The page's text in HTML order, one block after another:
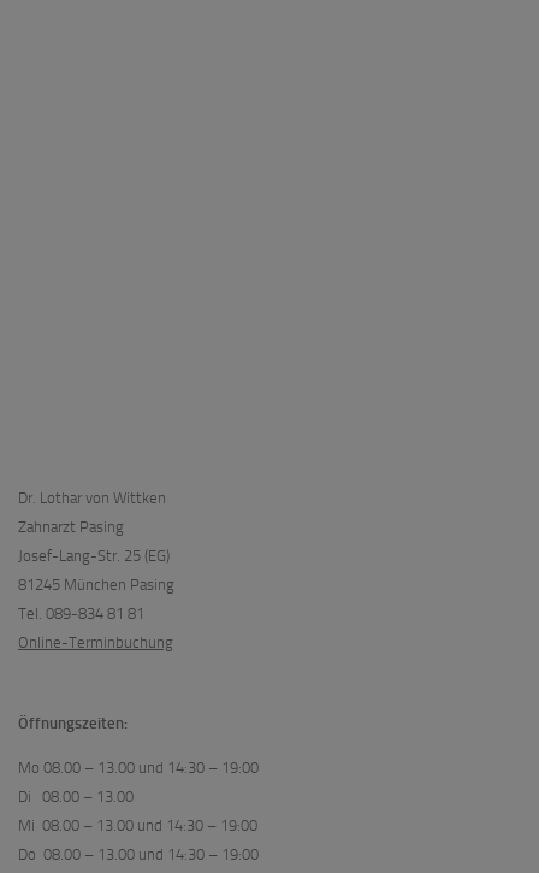
Dr. Lothar von Wittken
Zahnarzt Pasing
Josef-Lang-Str. 25 (EG)
81245 München Pasing
Tel. 089-834 81 81
Online-Terminbuchung
Öffnungszeiten:
Mo 08.00 – 13.00 und 14:30 – 19:00
Di 08.00 – 13.00
Mi 08.00 – 13.00 und 14:30 – 19:00
Do 08.00 – 13.00 und 14:30 – 19:00